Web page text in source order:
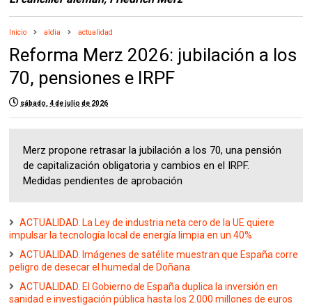
Inicio aldia actualidad
Reforma Merz 2026: jubilación a los
70, pensiones e IRPF
sábado, 4 de julio de 2026
Merz propone retrasar la jubilación a los 70, una pensión
de capitalización obligatoria y cambios en el IRPF.
Medidas pendientes de aprobación
ACTUALIDAD. La Ley de industria neta cero de la UE quiere
impulsar la tecnología local de energía limpia en un 40%
ACTUALIDAD. Imágenes de satélite muestran que España corre
peligro de desecar el humedal de Doñana
ACTUALIDAD. El Gobierno de España duplica la inversión en
sanidad e investigación pública hasta los 2.000 millones de euros